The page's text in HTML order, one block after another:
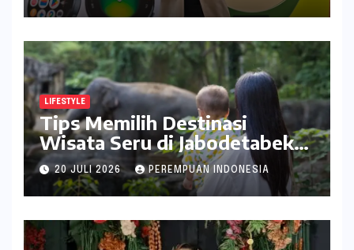
LIFESTYLE
Tips Memilih Destinasi
Wisata Seru di Jabodetabek
ala inDrive
20 JULI 2026 PEREMPUAN INDONESIA